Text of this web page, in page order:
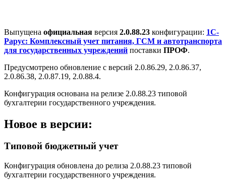
Выпущена официальная версия 2.0.88.23 конфигурации: 1С-
Рарус: Комплексный учет питания, ГСМ и автотранспорта
для государственных учреждений поставки ПРОФ.
Предусмотрено обновление с версий 2.0.86.29, 2.0.86.37,
2.0.86.38, 2.0.87.19, 2.0.88.4.
Конфигурация основана на релизе 2.0.88.23 типовой
бухгалтерии государственного учреждения.
Новое в версии:
Типовой бюджетный учет
Конфигурация обновлена до релиза 2.0.88.23 типовой
бухгалтерии государственного учреждения.